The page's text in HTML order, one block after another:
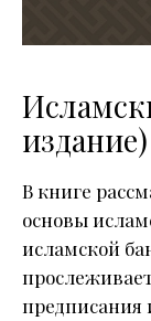
издание)
В книге
основы
исламской